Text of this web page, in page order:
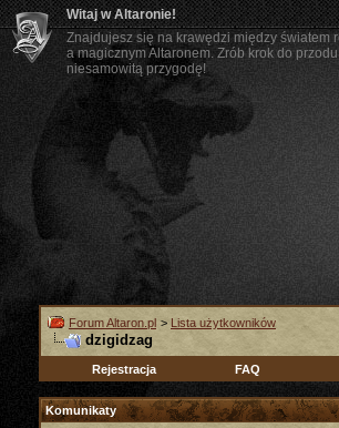
Witaj w Altaronie!
Znajdujesz się na krawędzi między światem
a magicznym Altaronem. Zrób krok do
niesamowitą przygodę!
Forum Altaron.pl > Lista użytkowników
dzigidzag
Rejestracja FAQ
Komunikaty